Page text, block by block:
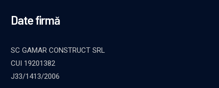
Date firmă
SC GAMAR CONSTRUCT SRL
CUI 19201382
J33/1413/2006